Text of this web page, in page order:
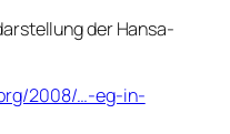
der Hansa-
2008/…-eg-in-